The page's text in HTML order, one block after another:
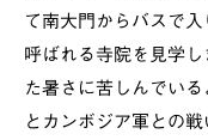
て南大門からバスで
呼ばれる寺院を見学
た暑さに苦しんでい
とカンボジア軍との